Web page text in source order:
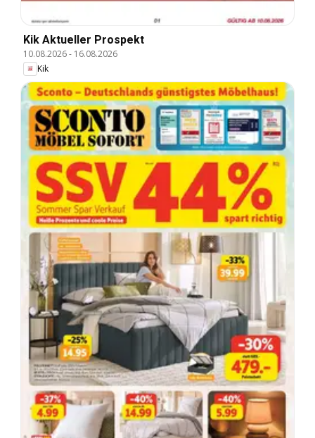
Kik Aktueller Prospekt
10.08.2026- 16.08.2026
Kik